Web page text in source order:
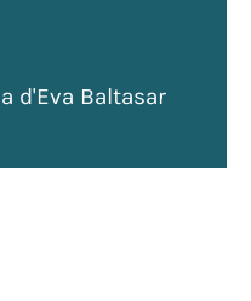
d'Eva Baltasar